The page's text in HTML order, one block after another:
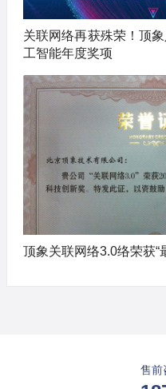
关联网络再获殊荣！顶
工智能年度奖项
顶象关联网络3.0络荣获“
售前